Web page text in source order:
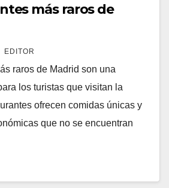
más raros de
EDITOR
raros de Madrid son una
los turistas que visitan la
ofrecen comidas únicas y
que no se encuentran